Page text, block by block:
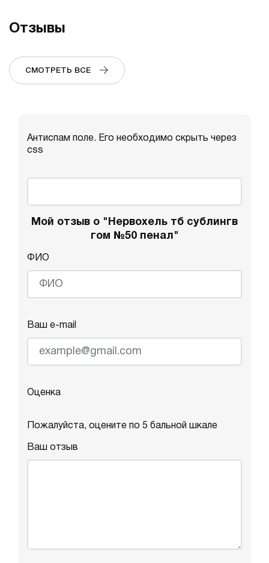
Отзывы
СМОТРЕТЬ ВСЕ
Антиспам поле. Его необходимо скрыть через
css
Мой отзыв о "Нервохель тб сублингв
гом №50 пенал"
ФИО
Ваш e-mail
Оценка
Пожалуйста, оцените по 5 бальной шкале
Ваш отзыв